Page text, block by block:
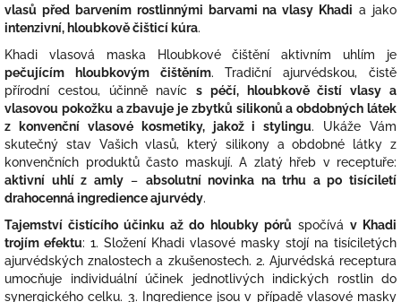
vlasů před barvením rostlinnými barvami na vlasy Khadi a jako
intenzivní, hloubkově čišticí kúra.
Khadi vlasová maska Hloubkové čištění aktivním uhlím je
pečujícím hloubkovým čištěním. Tradiční ajurvédskou, čistě
přírodní cestou, účinně navícs péčí, hloubkově čistí vlasy a
vlasovou pokožku a zbavuje je zbytků silikonů a obdobných látek
z konvenční vlasové kosmetiky, jakož i stylingu. Ukáže Vám
skutečný stav Vašich vlasů, který silikony a obdobné látky z
konvenčních produktů často maskují. A zlatý hřeb v receptuře:
aktivní uhlí z amly– absolutní novinka na trhu a po tisíciletí
drahocenná ingredience ajurvédy.
Tajemství čistícího účinku až do hloubky pórů spočívá v Khadi
trojím efektu: 1. Složení Khadi vlasové masky stojí na tisíciletých
ajurvédských znalostech a zkušenostech. 2. Ajurvédská receptura
umocňuje individuální účinek jednotlivých indických rostlin do
synergického celku. 3. Ingredience jsou v případě vlasové masky